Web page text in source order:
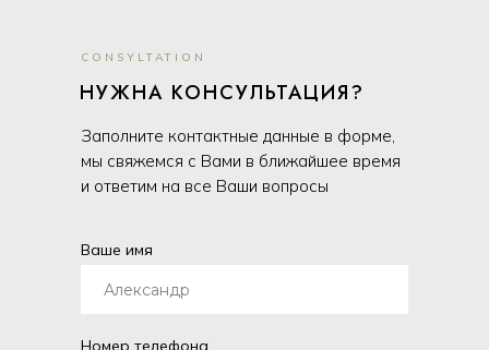
Ваше имя
Номер телефона
Заполните контактные данные в форме,
мы свяжемся с Вами в ближайшее время
и ответим на все Ваши вопросы
НУЖНА КОНСУЛЬТАЦИЯ?
CONSYLTATION